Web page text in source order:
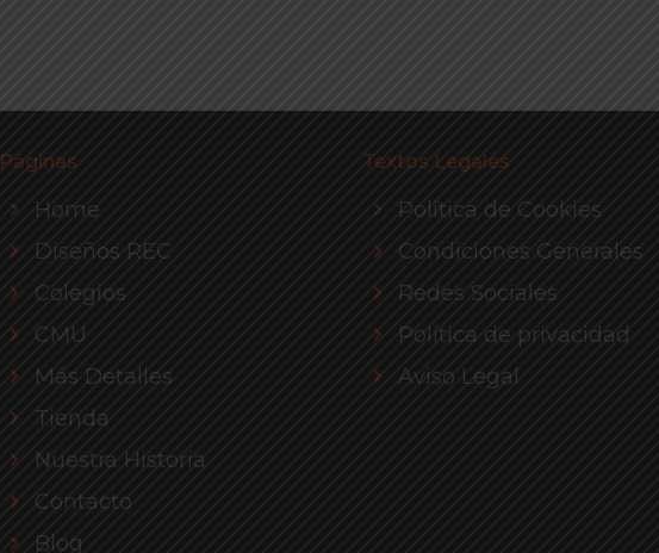
Páginas
Home
Diseños REC
Colegios
CMU
Más Detalles
Tienda
Nuestra Historia
Contacto
Blog
Textos Legales
Política de Cookies
Condiciones Generales
Redes Sociales
Política de privacidad
Aviso Legal